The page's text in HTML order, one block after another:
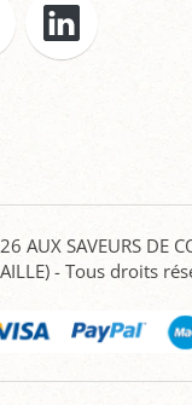
AUX SAVEURS DE
- Tous droits